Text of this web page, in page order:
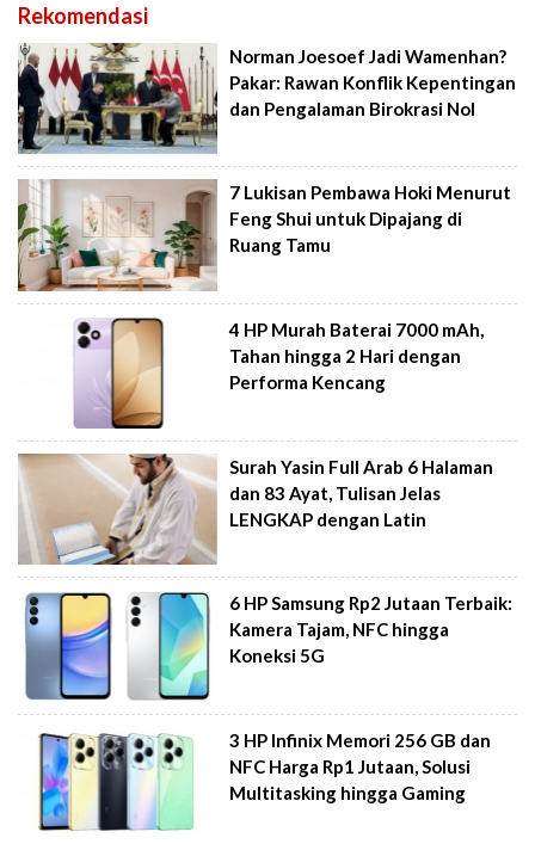
Rekomendasi
Norman Joesoef Jadi Wamenhan?
Pakar: Rawan Konflik Kepentingan
dan Pengalaman Birokrasi Nol
7 Lukisan Pembawa Hoki Menurut
Feng Shui untuk Dipajang di
Ruang Tamu
4 HP Murah Baterai 7000 mAh,
Tahan hingga 2 Hari dengan
Performa Kencang
Surah Yasin Full Arab 6 Halaman
dan 83 Ayat, Tulisan Jelas
LENGKAP dengan Latin
6 HP Samsung Rp2 Jutaan Terbaik:
Kamera Tajam, NFC hingga
Koneksi 5G
3 HP Infinix Memori 256 GB dan
NFC Harga Rp1 Jutaan, Solusi
Multitasking hingga Gaming